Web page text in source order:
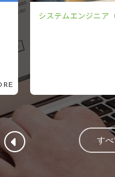
シ
す